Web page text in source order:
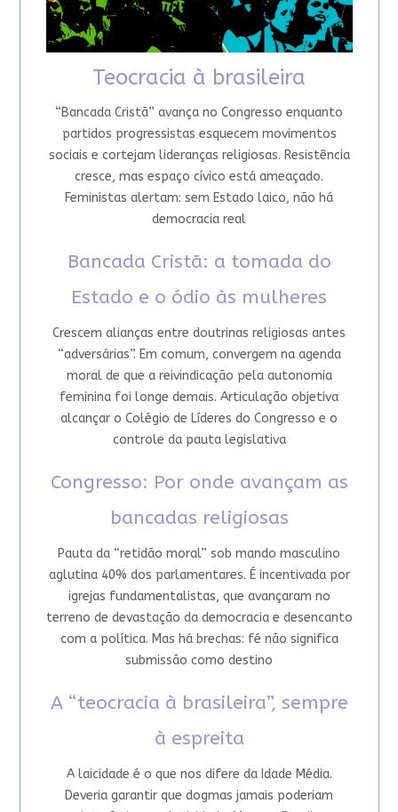
Teocracia à brasileira
“Bancada Cristã” avança no Congresso enquanto
partidos progressistas esquecem movimentos
sociais e cortejam lideranças religiosas. Resistência
cresce, mas espaço cívico está ameaçado.
Feministas alertam: sem Estado laico, não há
democracia real
Bancada Cristã: a tomada do
Estado e o ódio às mulheres
Crescem alianças entre doutrinas religiosas antes
“adversárias”. Em comum, convergem na agenda
moral de que a reivindicação pela autonomia
feminina foi longe demais. Articulação objetiva
alcançar o Colégio de Líderes do Congresso e o
controle da pauta legislativa
Congresso: Por onde avançam as
bancadas religiosas
Pauta da “retidão moral” sob mando masculino
aglutina 40% dos parlamentares. É incentivada por
igrejas fundamentalistas, que avançaram no
terreno de devastação da democracia e desencanto
com a política. Mas há brechas: fé não significa
submissão como destino
A “teocracia à brasileira”, sempre
à espreita
A laicidade é o que nos difere da Idade Média.
Deveria garantir que dogmas jamais poderiam